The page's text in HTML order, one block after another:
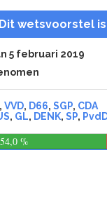
Dit wetsvoorstel
5 februari 2019
, VVD, D66, SGP, CDA
, GL, DENK, SP,
54,0 %